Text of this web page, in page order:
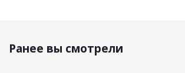
Ранее вы смотрели